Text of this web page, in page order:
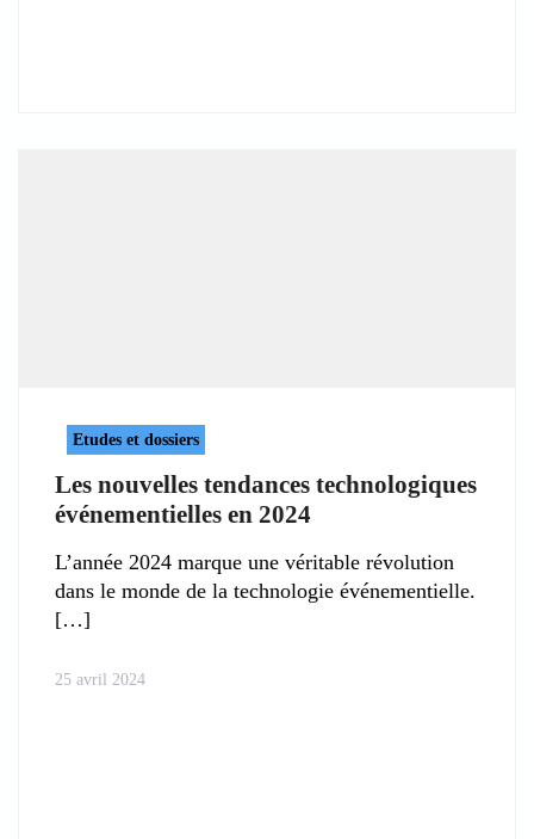
Etudes et dossiers
Les nouvelles tendances technologiques
événementielles en 2024
L’année 2024 marque une véritable révolution
dans le monde de la technologie événementielle.
25 avril 2024